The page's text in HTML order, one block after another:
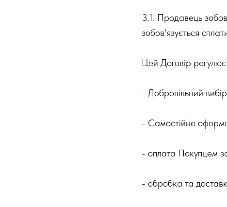
3.1. Продавець
зобов'язується
Цей Договір
- Добровільний
- Самостійне
- оплата Покупцем
- обробка та